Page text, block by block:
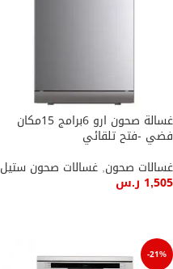
غسالة صحون ارو 6برامج 15مكان
فضي -فتح تلقائي
غسالات صحون, غسالات صحون ستيل
1,505 ر.س
-21%